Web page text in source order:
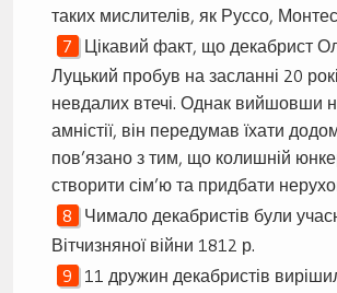
таких мислителів, як Руссо,
Цікавий факт, що декабрист
Луцький пробув на засланні 20
невдалих втечі. Однак вийшовши
амністії, він передумав їхати
пов’язано з тим, що колишній
створити сім’ю та придбати
Чимало декабристів були
Вітчизняної війни 1812 р.
11 дружин декабристів